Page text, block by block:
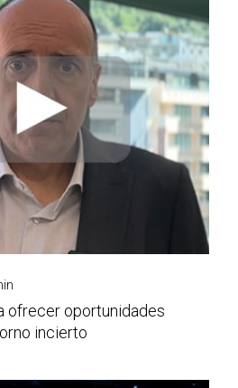
ofrecer oportunidades
incierto